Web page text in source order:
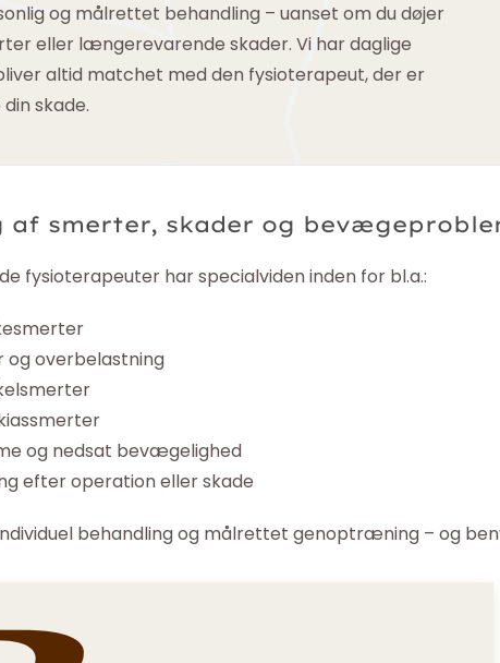
og målrettet behandling – uanset om du døjer
eller længerevarende skader. Vi har daglige
altid matchet med den fysioterapeut, der er
skade.
af smerter, skader og
fysioterapeuter har specialviden inden for bl.a.:
og overbelastning
og nedsat bevægelighed
efter operation eller skade
behandling og målrettet genoptræning – og